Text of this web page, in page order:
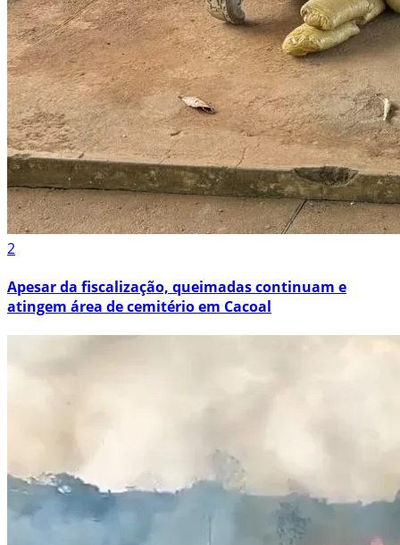
2
Apesar da fiscalização, queimadas continuam e
atingem área de cemitério em Cacoal